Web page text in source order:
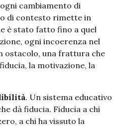
cambiamento di
di contesto rimette in
è stato fatto fino a quel
ogni incoerenza nel
ostacolo, una frattura che
la motivazione, la
. Un sistema educativo
dà fiducia. Fiducia a chi
a chi ha vissuto la